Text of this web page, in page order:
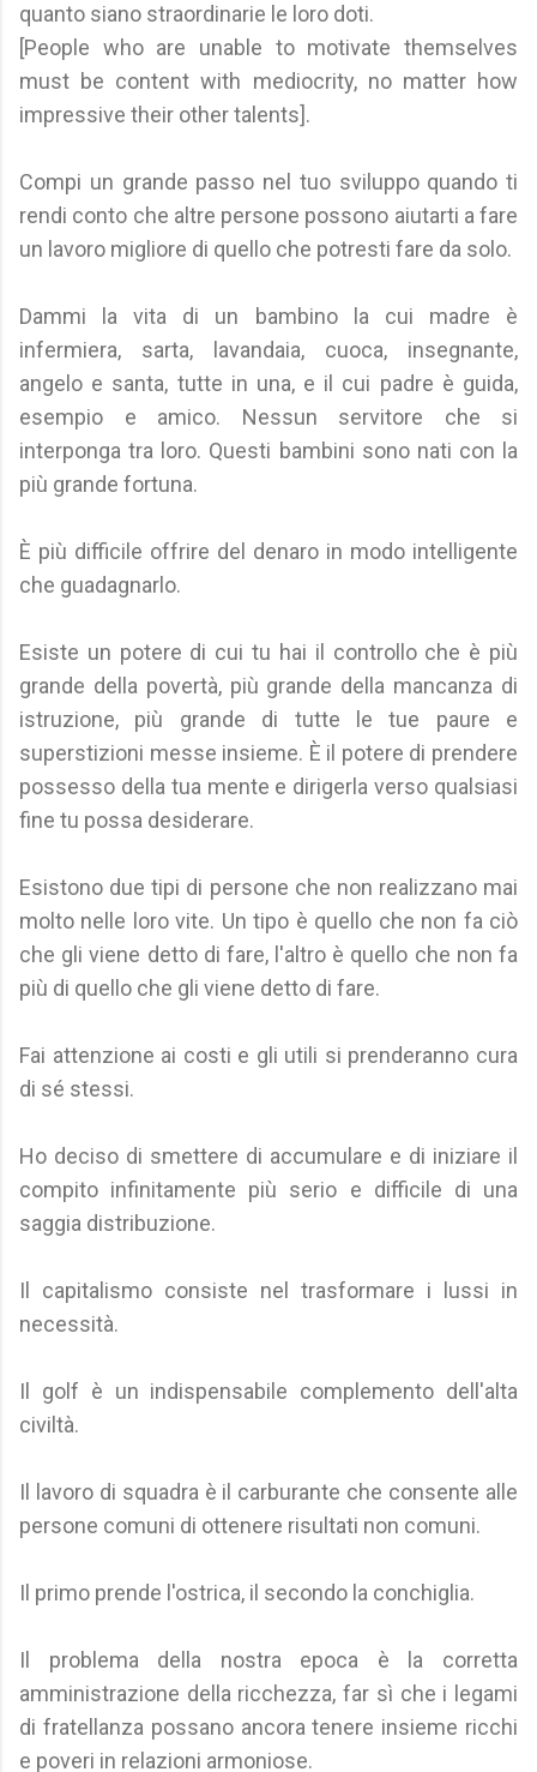
quanto siano straordinarie le loro doti.
[People who are unable to motivate themselves
must be content with mediocrity, no matter how
impressive their other talents].
Compi un grande passo nel tuo sviluppo quando ti
rendi conto che altre persone possono aiutarti a fare
un lavoro migliore di quello che potresti fare da solo.
Dammi la vita di un bambino la cui madre è
infermiera, sarta, lavandaia, cuoca, insegnante,
angelo e santa, tutte in una, e il cui padre è guida,
esempio e amico. Nessun servitore che si
interponga tra loro. Questi bambini sono nati con la
più grande fortuna.
È più difficile offrire del denaro in modo intelligente
che guadagnarlo.
Esiste un potere di cui tu hai il controllo che è più
grande della povertà, più grande della mancanza di
istruzione, più grande di tutte le tue paure e
superstizioni messe insieme. È il potere di prendere
possesso della tua mente e dirigerla verso qualsiasi
fine tu possa desiderare.
Esistono due tipi di persone che non realizzano mai
molto nelle loro vite. Un tipo è quello che non fa ciò
che gli viene detto di fare, l'altro è quello che non fa
più di quello che gli viene detto di fare.
Fai attenzione ai costi e gli utili si prenderanno cura
di sé stessi.
Ho deciso di smettere di accumulare e di iniziare il
compito infinitamente più serio e difficile di una
saggia distribuzione.
Il capitalismo consiste nel trasformare i lussi in
necessità.
Il golf è un indispensabile complemento dell'alta
civiltà.
Il lavoro di squadra è il carburante che consente alle
persone comuni di ottenere risultati non comuni.
Il primo prende l'ostrica, il secondo la conchiglia.
Il problema della nostra epoca è la corretta
amministrazione della ricchezza, far sì che i legami
di fratellanza possano ancora tenere insieme ricchi
e poveri in relazioni armoniose.